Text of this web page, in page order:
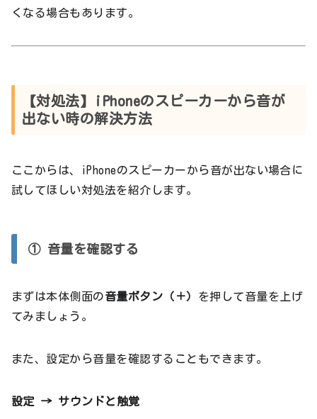
くなる場合もあります。
【対処法】iPhoneのスピーカーから音が
出ない時の解決方法
ここからは、iPhoneのスピーカーから音が出ない場合に
試してほしい対処法を紹介します。
① 音量を確認する
まずは本体側面の音量ボタン（＋） を押して音量を上げ
てみましょう。
また、設定から音量を確認することもできます。
設定 → サウンドと触覚